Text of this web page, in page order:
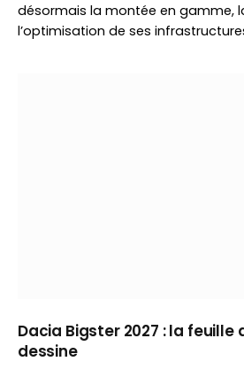
désormais la montée en gamme,
l’optimisation de ses
Dacia Bigster 2027 : la feuille
dessine